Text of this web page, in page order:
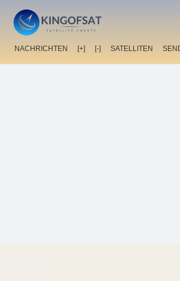
NACHRICHTEN [+] [-] SATELLITEN